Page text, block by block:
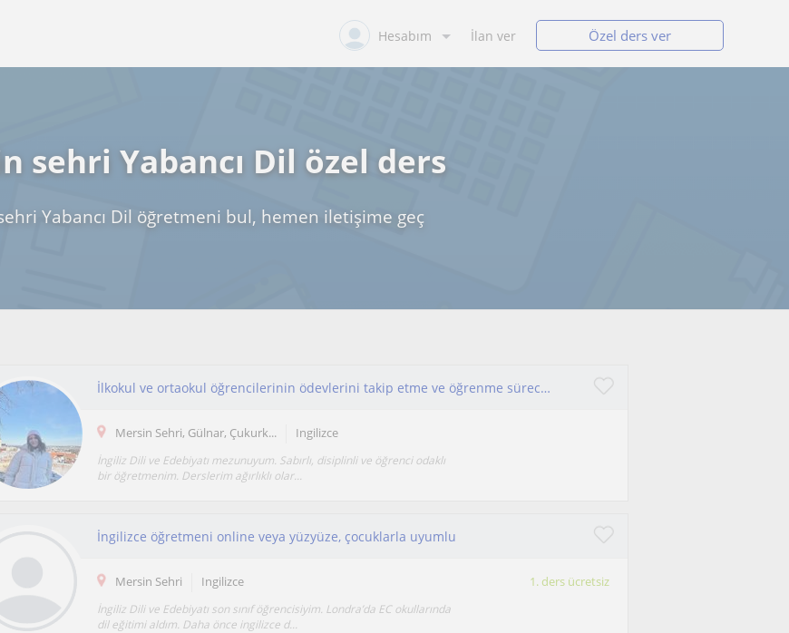
Hesabım İlan ver Özel ders ver
sehri Yabancı Dil özel ders
Yabancı Dil öğretmeni bul, hemen iletişime geç
İlkokul ve ortaokul öğrencilerinin ödevlerini takip etme ve öğrenme sürecine destek olma.
Mersin Sehri, Gülnar, Çukurk... Ingilizce
İngiliz Dili ve Edebiyatı mezunuyum. Sabırlı, disiplinli ve öğrenci odaklı
bir öğretmenim. Derslerim ağırlıklı olar...
İngilizce öğretmeni online veya yüzyüze, çocuklarla uyumlu
Mersin Sehri Ingilizce 1. ders ücretsiz
İngiliz Dili ve Edebiyatı son sınıf öğrencisiyim. Londra’da EC okullarında
dil eğitimi aldım. Daha önce ingilizce d...